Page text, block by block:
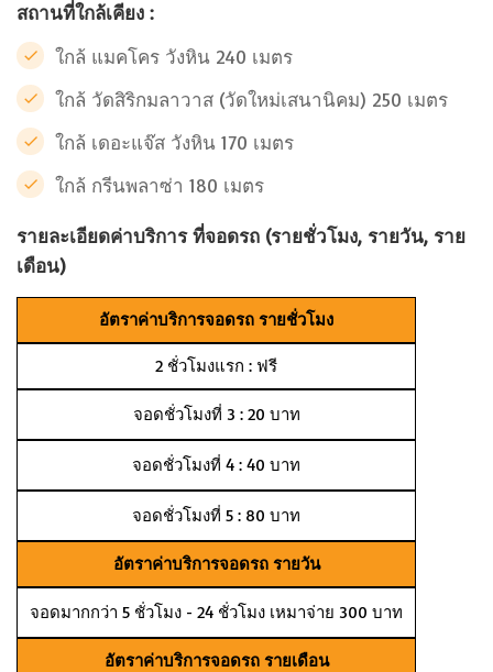
สถานที่ใกล้เคียง :
ใกล้ แมคโคร วังหิน 240 เมตร
ใกล้ วัดสิริกมลาวาส (วัดใหม่เสนานิคม) 250 เมตร
ใกล้ เดอะแจ๊ส วังหิน 170 เมตร
ใกล้ กรีนพลาซ่า 180 เมตร
รายละเอียดค่าบริการ ที่จอดรถ (รายชั่วโมง, รายวัน, ราย
เดือน)
อัตราค่าบริการจอดรถ รายชั่วโมง
2 ชั่วโมงแรก : ฟรี
จอดชั่วโมงที่ 3 : 20 บาท
จอดชั่วโมงที่ 4 : 40 บาท
จอดชั่วโมงที่ 5 : 80 บาท
อัตราค่าบริการจอดรถ รายวัน
จอดมากกว่า 5 ชั่วโมง - 24 ชั่วโมง เหมาจ่าย 300 บาท
อัตราค่าบริการจอดรถ รายเดือน